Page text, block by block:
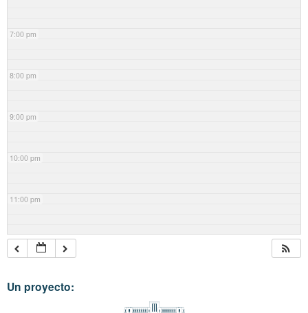
7:00 pm
8:00 pm
9:00 pm
10:00 pm
11:00 pm
Un proyecto: